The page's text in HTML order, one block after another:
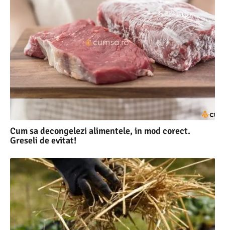
Cum sa decongelezi alimentele, in mod corect.
Greseli de evitat!